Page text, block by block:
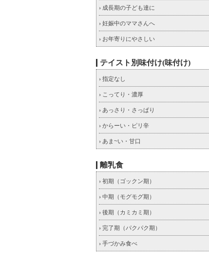
成長期の子ども達に
妊娠中のママさんへ
お年寄りにやさしい
テイスト別味付け(味付け)
指定なし
こってり・濃厚
あっさり・さっぱり
からーい・ピリ辛
あま~い・甘口
離乳食
初期（ゴックン期）
中期（モグモグ期）
後期（カミカミ期）
完了期（パクパク期）
手づかみ食べ